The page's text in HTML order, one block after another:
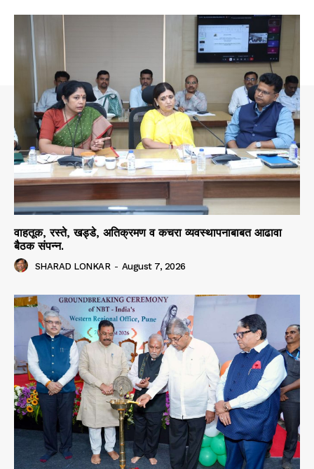
वाहतूक, रस्ते, खड्डे, अतिक्रमण व कचरा व्यवस्थापनाबाबत आढावा
बैठक संपन्न.
SHARAD LONKAR - August 7, 2026